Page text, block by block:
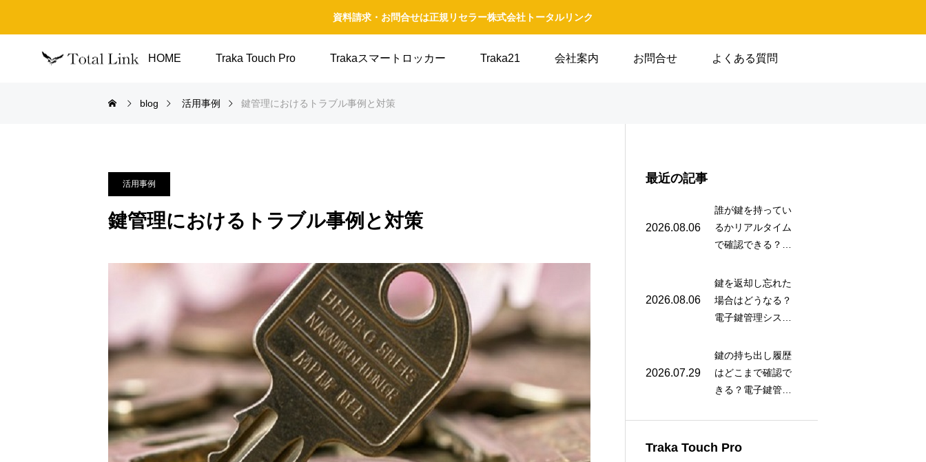
資料請求・お問合せは正規リセラー株式会社トータルリンク
HOME Traka Touch Pro Trakaスマートロッカー Traka21 会社案内 お問合せ よくある質問
blog 活用事例 鍵管理におけるトラブル事例と対策
活用事例
鍵管理におけるトラブル事例と対策
最近の記事
2026.08.06
誰が鍵を持ってい
るかリアルタイム
で確認できる？電
の即時追跡機能と
閲覧方法
2026.08.06
鍵を返却し忘れた
場合はどうなる？
電子鍵管理システ
却防止・アラート
機能を解説
2026.07.29
鍵の持ち出し履歴
はどこまで確認で
きる？電子鍵管理
きるログデータと
活用法
Traka Touch Pro